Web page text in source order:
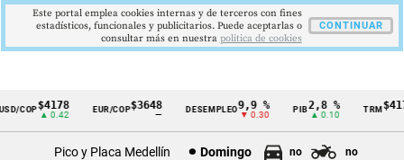
Cintillo
COP$4178
▲ 0.42
EUR/COP$3648 DESEMPLEO 9,9 %
▼ 0.30
PIB2,8 %
▲ 0.10
TRM
Pico y Placa Medellín Domingo no no
Este portal emplea cookies internas y de terceros con fines
estadísticos, funcionales y publicitarios. Puede aceptarlas o
consultar más en nuestra politica de cookies
CONTINUAR